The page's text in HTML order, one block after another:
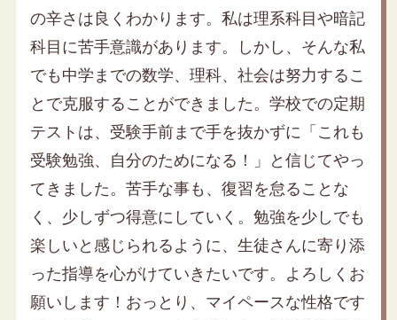
の辛さは良くわかります。私は理系科目や暗記
科目に苦手意識があります。しかし、そんな私
でも中学までの数学、理科、社会は努力するこ
とで克服することができました。学校での定期
テストは、受験手前まで手を抜かずに「これも
受験勉強、自分のためになる！」と信じてやっ
てきました。苦手な事も、復習を怠ることな
く、少しずつ得意にしていく。勉強を少しでも
楽しいと感じられるように、生徒さんに寄り添
った指導を心がけていきたいです。よろしくお
願いします！おっとり、マイペースな性格です